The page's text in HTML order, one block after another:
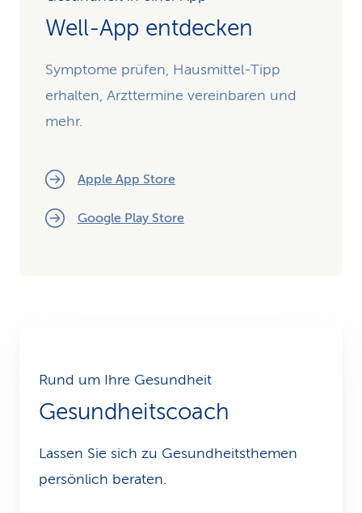
Well-App entdecken
Symptome prüfen, Hausmittel-Tipp
erhalten, Arzttermine vereinbaren und
mehr.
Apple App Store
Google Play Store
Rund um Ihre Gesundheit
Gesundheitscoach
Lassen Sie sich zu Gesundheits­themen
persönlich beraten.